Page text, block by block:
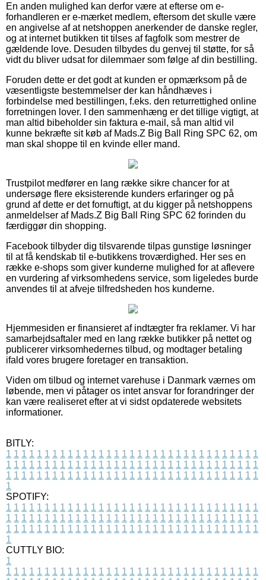
En anden mulighed kan derfor være at efterse om e-
forhandleren er e-mærket medlem, eftersom det skulle være
en angivelse af at netshoppen anerkender de danske regler,
og at internet butikken tit tilses af fagfolk som mestrer de
gældende love. Desuden tilbydes du genvej til støtte, for så
vidt du bliver udsat for dilemmaer som følge af din bestilling.
Foruden dette er det godt at kunden er opmærksom på de
væsentligste bestemmelser der kan håndhæves i
forbindelse med bestillingen, f.eks. den returrettighed online
forretningen lover. I den sammenhæng er det tillige vigtigt, at
man altid bibeholder sin faktura e-mail, så man altid vil
kunne bekræfte sit køb af Mads.Z Big Ball Ring SPC 62, om
man skal shoppe til en kvinde eller mand.
Trustpilot medfører en lang række sikre chancer for at
undersøge flere eksisterende kunders erfaringer og på
grund af dette er det fornuftigt, at du kigger på netshoppens
anmeldelser af Mads.Z Big Ball Ring SPC 62 forinden du
færdiggør din shopping.
Facebook tilbyder dig tilsvarende tilpas gunstige løsninger
til at få kendskab til e-butikkens troværdighed. Her ses en
række e-shops som giver kunderne mulighed for at aflevere
en vurdering af virksomhedens service, som ligeledes burde
anvendes til at afveje tilfredsheden hos kunderne.
Hjemmesiden er finansieret af indtægter fra reklamer. Vi har
samarbejdsaftaler med en lang række butikker på nettet og
publicerer virksomhedernes tilbud, og modtager betaling
ifald vores brugere foretager en transaktion.
Viden om tilbud og internet varehuse i Danmark værnes om
løbende, men vi påtager os intet ansvar for forandringer der
kan være realiseret efter at vi sidst opdaterede websitets
informationer.
BITLY:
1 1 1 1 1 1 1 1 1 1 1 1 1 1 1 1 1 1 1 1 1 1 1 1 1 1 1 1 1 1 1 1 1
1 1 1 1 1 1 1 1 1 1 1 1 1 1 1 1 1 1 1 1 1 1 1 1 1 1 1 1 1 1 1 1 1
1 1 1 1 1 1 1 1 1 1 1 1 1 1 1 1 1 1 1 1 1 1 1 1 1 1 1 1 1 1 1 1 1
1
SPOTIFY:
1 1 1 1 1 1 1 1 1 1 1 1 1 1 1 1 1 1 1 1 1 1 1 1 1 1 1 1 1 1 1 1 1
1 1 1 1 1 1 1 1 1 1 1 1 1 1 1 1 1 1 1 1 1 1 1 1 1 1 1 1 1 1 1 1 1
1 1 1 1 1 1 1 1 1 1 1 1 1 1 1 1 1 1 1 1 1 1 1 1 1 1 1 1 1 1 1 1 1
1
CUTTLY BIO:
1
1 1 1 1 1 1 1 1 1 1 1 1 1 1 1 1 1 1 1 1 1 1 1 1 1 1 1 1 1 1 1 1 1